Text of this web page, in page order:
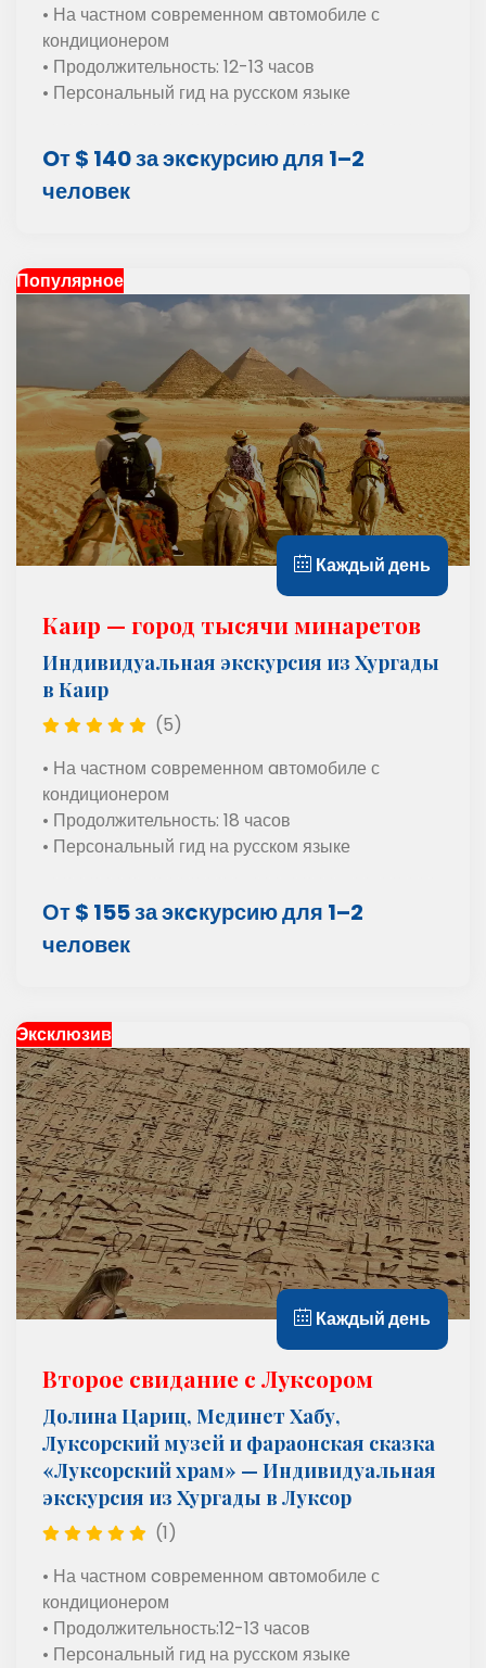
• На частном cовременном aвтомобиле с
кондиционером
• Продолжительность: 12-13 часов
• Персональный гид на русском языке
Oт $ 140 за экcкурсию для 1–2
человек
Популярное
Каждый день
Каир — город тысячи минаретов
Индивидуальная экскурсия из Хургады
в Каир
(5)
• На частном cовременном aвтомобиле с
кондиционером
• Продолжительность: 18 часов
• Персональный гид на русском языке
От $ 155 за экcкурсию для 1–2
человек
Эксклюзив
Каждый день
Второе свидание с Луксором
Долина Цариц, Мединет Xабу,
Луксорский музей и фараонская сказка
«Луксорский храм» — Индивидуальная
экскурсия из Хургады в Луксор
(1)
• На частном cовременном aвтомобиле с
кондиционером
• Продолжительность:12-13 часов
• Персональный гид на русском языке